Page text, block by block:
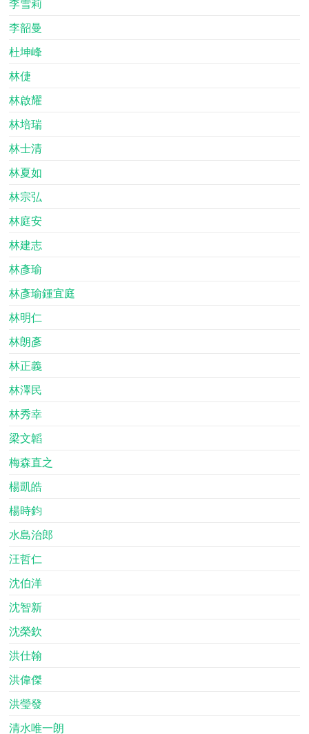
李雪莉
李韶曼
杜坤峰
林倢
林啟耀
林培瑞
林士清
林夏如
林宗弘
林庭安
林建志
林彥瑜
林彥瑜鍾宜庭
林明仁
林朗彥
林正義
林澤民
林秀幸
梁文韜
梅森直之
楊凱皓
楊時鈞
水島治郎
汪哲仁
沈伯洋
沈智新
沈榮欽
洪仕翰
洪偉傑
洪瑩發
清水唯一朗